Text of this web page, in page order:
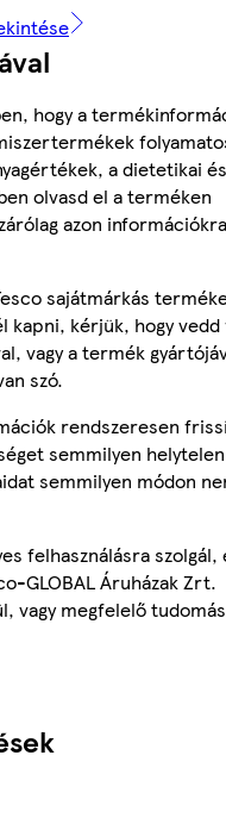
hogy a
a dietetikai és
olvasd el a terméken
azon
sajátmárkás
kapni, kérjük, hogy vedd
vagy a termék
szó.
rendszeresen
semmilyen helytelen
semmilyen módon
felhasználásra szolgál,
GLOBAL Áruházak Zrt.
vagy megfelelő